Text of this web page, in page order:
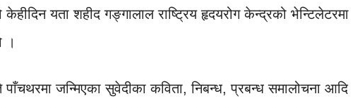
यता शहीद गङ्गालाल राष्ट्रिय हृदयरोग केन्द्रको भेन्टिलेटरमा
।
जन्मिएका सुवेदीका कविता, निबन्ध, प्रबन्ध समालोचना आदि